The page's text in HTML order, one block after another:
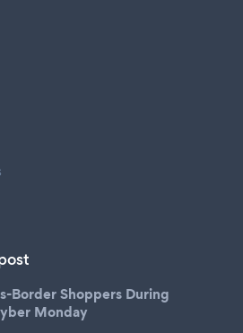
Border Shoppers During
Monday